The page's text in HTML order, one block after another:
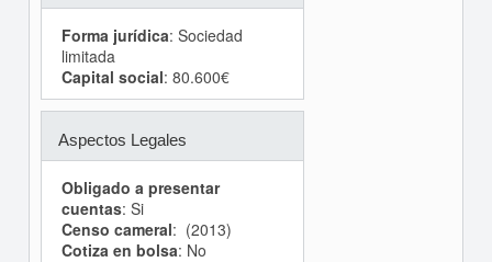
Forma jurídica: Sociedad
limitada
Capital social: 80.600€
Aspectos Legales
Obligado a presentar
cuentas: Si
Censo cameral: (2013)
Cotiza en bolsa: No